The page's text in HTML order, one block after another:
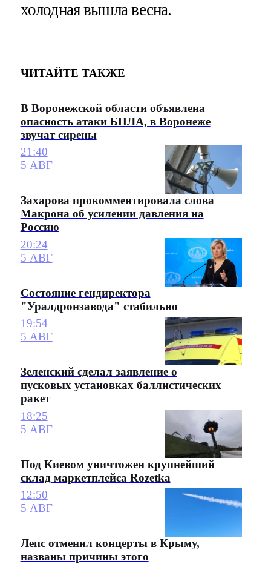
холодная вышла весна.
ЧИТАЙТЕ ТАКЖЕ
В Воронежской области объявлена
опасность атаки БПЛА, в Воронеже
звучат сирены
21:40
5 АВГ
Захарова прокомментировала слова
Макрона об усилении давления на
Россию
20:24
5 АВГ
Состояние гендиректора
"Уралдронзавода" стабильно
19:54
5 АВГ
Зеленский сделал заявление о
пусковых установках баллистических
ракет
18:25
5 АВГ
Под Киевом уничтожен крупнейший
склад маркетплейса Rozetka
12:50
5 АВГ
Лепс отменил концерты в Крыму,
названы причины этого